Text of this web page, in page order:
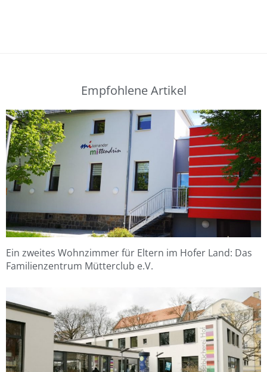
Empfohlene Artikel
Ein zweites Wohnzimmer für Eltern im Hofer Land: Das
Familienzentrum Mütterclub e.V.